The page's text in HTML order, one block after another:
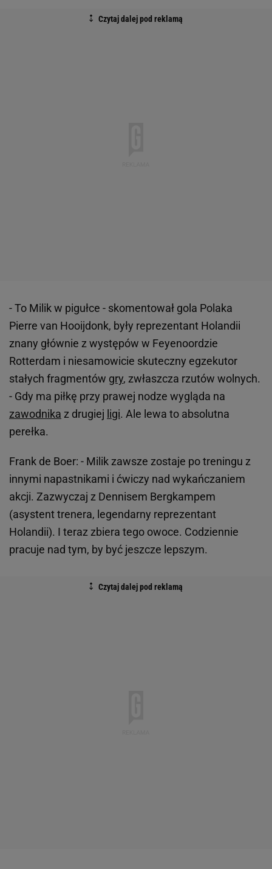
- To Milik w pigułce - skomentował gola Polaka
Pierre van Hooijdonk, były reprezentant Holandii
znany głównie z występów w Feyenoordzie
Rotterdam i niesamowicie skuteczny egzekutor
stałych fragmentów gry, zwłaszcza rzutów wolnych.
- Gdy ma piłkę przy prawej nodze wygląda na
zawodnika z drugiej ligi. Ale lewa to absolutna
perełka.
Frank de Boer: - Milik zawsze zostaje po treningu z
innymi napastnikami i ćwiczy nad wykańczaniem
akcji. Zazwyczaj z Dennisem Bergkampem
(asystent trenera, legendarny reprezentant
Holandii). I teraz zbiera tego owoce. Codziennie
pracuje nad tym, by być jeszcze lepszym.